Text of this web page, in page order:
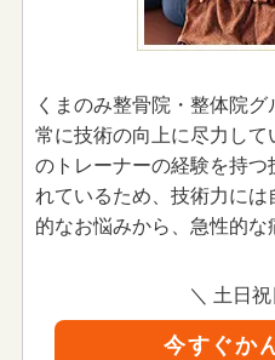
くまのみ整骨院・整体院
常に技術の向上に尽力して
のトレーナーの経験を持つ
れているため、技術力に
的なお悩みから、急性的な
＼ 土日
今すぐか